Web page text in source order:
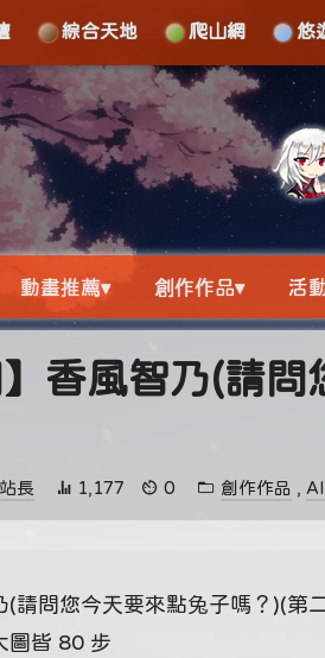
綜合天地 爬山網 悠
導覽
動畫推薦▾ 創作作品▾ 活
】香風智乃(請
長 1,177 0 創作作品 ,
(請問您今天要來點兔子嗎？)(第
圖皆 80 步